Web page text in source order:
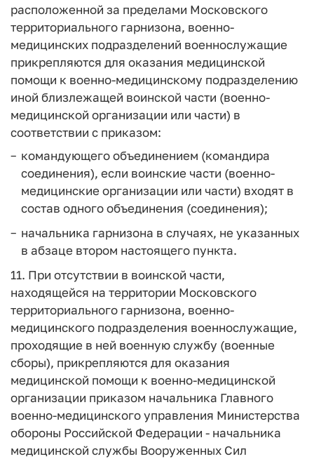
расположенной за пределами Московского
территориального гарнизона, военно-
медицинских подразделений военнослужащие
прикрепляются для оказания медицинской
помощи к военно-медицинскому подразделению
иной близлежащей воинской части (военно-
медицинской организации или части) в
соответствии с приказом:
командующего объединением (командира
соединения), если воинские части (военно-
медицинские организации или части) входят в
состав одного объединения (соединения);
начальника гарнизона в случаях, не указанных
в абзаце втором настоящего пункта.
11. При отсутствии в воинской части,
находящейся на территории Московского
территориального гарнизона, военно-
медицинского подразделения военнослужащие,
проходящие в ней военную службу (военные
сборы), прикрепляются для оказания
медицинской помощи к военно-медицинской
организации приказом начальника Главного
военно-медицинского управления Министерства
обороны Российской Федерации - начальника
медицинской службы Вооруженных Сил